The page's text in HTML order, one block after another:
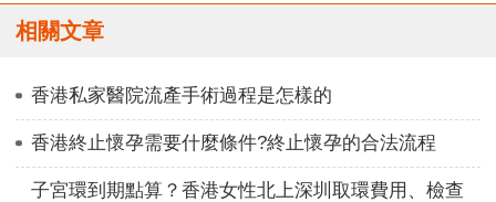
相關文章
香港私家醫院流產手術過程是怎樣的
香港終止懷孕需要什麼條件?終止懷孕的合法流程
子宮環到期點算？香港女性北上深圳取環費用、檢查